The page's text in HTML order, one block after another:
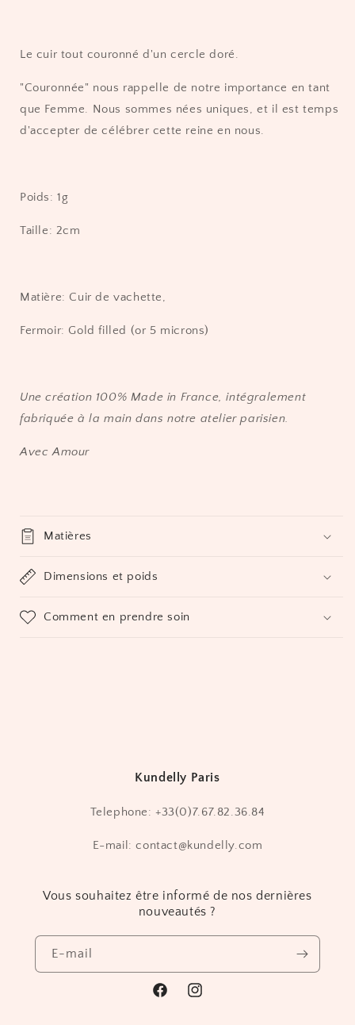
Le cuir tout couronné d'un cercle doré.
"Couronnée" nous rappelle de notre importance en tant
que Femme. Nous sommes nées uniques, et il est temps
d'accepter de célébrer cette reine en nous.
Poids: 1g
Taille: 2cm
Matière: Cuir de vachette,
Fermoir: Gold filled (or 5 microns)
Une création 100% Made in France, intégralement
fabriquée à la main dans notre atelier parisien.
Avec Amour
Matières
Dimensions et poids
Comment en prendre soin
Kundelly Paris
Telephone: +33(0)7.67.82.36.84
E-mail: contact@kundelly.com
Vous souhaitez être informé de nos dernières
nouveautés ?
E-mail
https://www.facebook.com/
https://instagram.com/